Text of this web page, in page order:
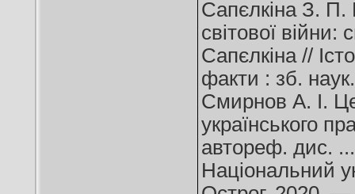
Сапєлкіна З. П.
світової
Сапєлкіна //
факти : зб.
Смирнов А. І.
українського
автореф. дис.
Національний